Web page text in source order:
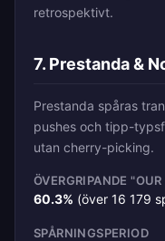
retrospektivt.
7. Prestanda &
Prestanda spåras
pushes och tipp-
utan cherry-picking.
ÖVERGRIPANDE
60.3% (över 16 179
SPÅRNINGSPERIOD